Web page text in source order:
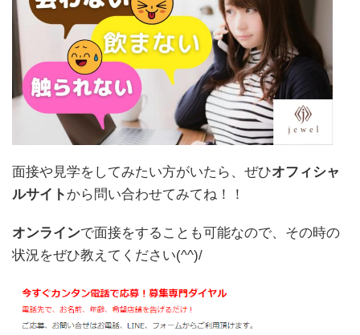
面接や見学をしてみたい方がいたら、ぜひオフィシャ
ルサイト から問い合わせてみてね！！
オンラインで面接をすることも可能なので、その時の
状況をぜひ教えてください(^^)/